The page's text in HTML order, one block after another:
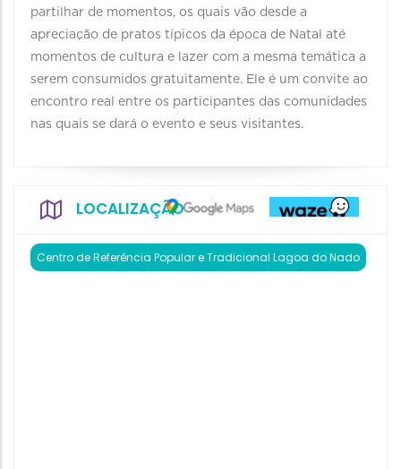
partilhar de momentos, os quais vão desde a
apreciação de pratos típicos da época de Natal até
momentos de cultura e lazer com a mesma temática a
serem consumidos gratuitamente. Ele é um convite ao
encontro real entre os participantes das comunidades
nas quais se dará o evento e seus visitantes.
LOCALIZAÇÃO
Centro de Referência Popular e Tradicional Lagoa do Nado